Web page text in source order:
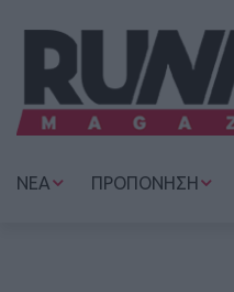
ΝΕΑ ΠΡΟΠΟΝΗΣΗ